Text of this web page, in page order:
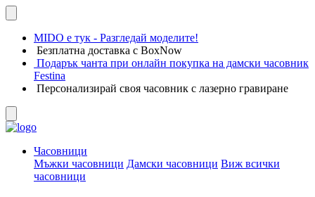
MIDO е тук - Разгледай моделите!
Безплатна доставка с BoxNow
Подарък чанта при онлайн покупка на дамски часовник
Festina
Персонализирай своя часовник с лазерно гравиране
Часовници
Мъжки часовници Дамски часовници Виж всички
часовници